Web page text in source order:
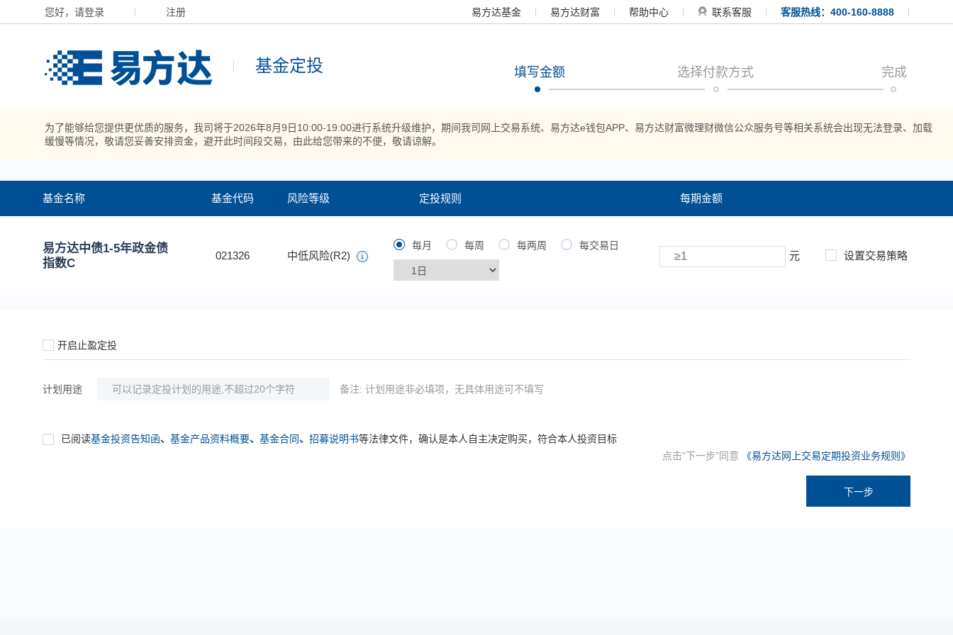
您好，请登录 注册 易方达基金 易方达财富 帮助中心 联系客服 客服热线：400-160-8888
基金定投 填写金额 选择付款方式 完成
为了能够给您提供更优质的服务，我司将于2026年8月9日10:00-19:00进行系统升级维护，期间我司网上交易系统、易方达e钱包APP、易方达财富微理财微信公众服务号等相关系统会出现无法登录、加载
缓慢等情况，敬请您妥善安排资金，避开此时间段交易，由此给您带来的不便，敬请谅解。
基金名称 基金代码 风险等级 定投规则 每期金额
易方达中债1-5年政金债
指数C
021326 中低风险(R2)
每月 每周 每两周 每交易日
元 设置交易策略
开启止盈定投
计划用途 备注: 计划用途非必填项，无具体用途可不填写
已阅读基金投资告知函、 基金产品资料概要、 基金合同、 招募说明书等法律文件，确认是本人自主决定购买，符合本人投资目标
点击“下一步”同意
《易方达网上交易定期投资业务规则》